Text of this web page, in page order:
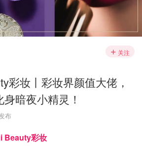
关注
彩妆丨彩妆界颜值大佬，
暗夜小精灵！
布
Beauty彩妆